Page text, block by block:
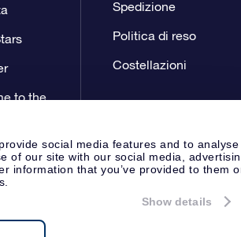
social media features and to analyse
of our site with our social media,
information that you’ve provided to them
Show details
to the
Spedizione
Politica di reso
Costellazioni
Pagina StampaPrivacyTermini